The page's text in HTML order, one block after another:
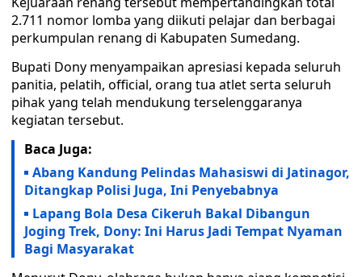
2.711 nomor lomba yang diikuti pelajar dan berbagai
perkumpulan renang di Kabupaten Sumedang.
Bupati Dony menyampaikan apresiasi kepada seluruh
panitia, pelatih, official, orang tua atlet serta seluruh
pihak yang telah mendukung terselenggaranya
kegiatan tersebut.
Baca Juga:
Abang Kandung Pelindas Mahasiswi di Jatinagor,
Ditangkap Polisi Juga, Ini Penyebabnya
Lapang Bola Desa Cikeruh Bakal Dibangun
Joging Trek, Dony: Ini Harus Jadi Tempat Nyaman
Bagi Masyarakat